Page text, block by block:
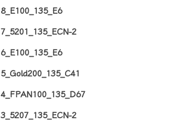
8_E100_135_E6
7_5201_135_ECN-2
6_E100_135_E6
5_Gold200_135_C41
4_FPAN100_135_D67
3_5207_135_ECN-2